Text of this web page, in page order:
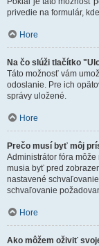
privedie na formulár,
Hore
Na čo slúži tlačítko
Táto možnosť vám
odoslanie. Pre ich
správy uložené.
Hore
Prečo musí byť môj
Administrátor fóra
musia byť pred
nastavené
schvaľovanie
Hore
Ako môžem oživiť